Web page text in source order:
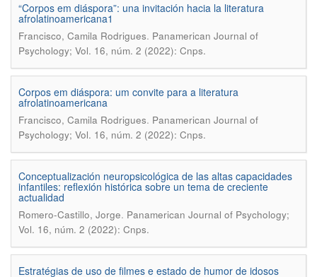
“Corpos em diáspora”: una invitación hacia la literatura
afrolatinoamericana1
Francisco, Camila Rodrigues. Panamerican Journal of
Psychology; Vol. 16, núm. 2 (2022): Cnps.
Corpos em diáspora: um convite para a literatura
afrolatinoamericana
Francisco, Camila Rodrigues. Panamerican Journal of
Psychology; Vol. 16, núm. 2 (2022): Cnps.
Conceptualización neuropsicológica de las altas capacidades
infantiles: reflexión histórica sobre un tema de creciente
actualidad
Romero-Castillo, Jorge. Panamerican Journal of Psychology;
Vol. 16, núm. 2 (2022): Cnps.
Estratégias de uso de filmes e estado de humor de idosos